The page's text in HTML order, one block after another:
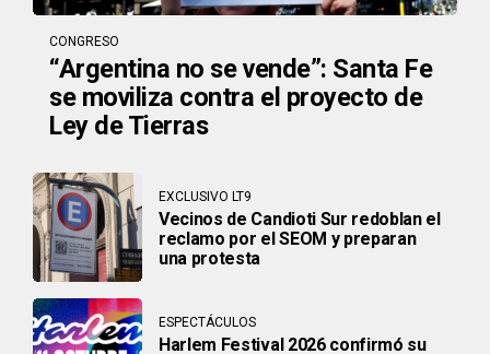
CONGRESO
“Argentina no se vende”: Santa Fe
se moviliza contra el proyecto de
Ley de Tierras
EXCLUSIVO LT9
Vecinos de Candioti Sur redoblan el
reclamo por el SEOM y preparan
una protesta
ESPECTÁCULOS
Harlem Festival 2026 confirmó su